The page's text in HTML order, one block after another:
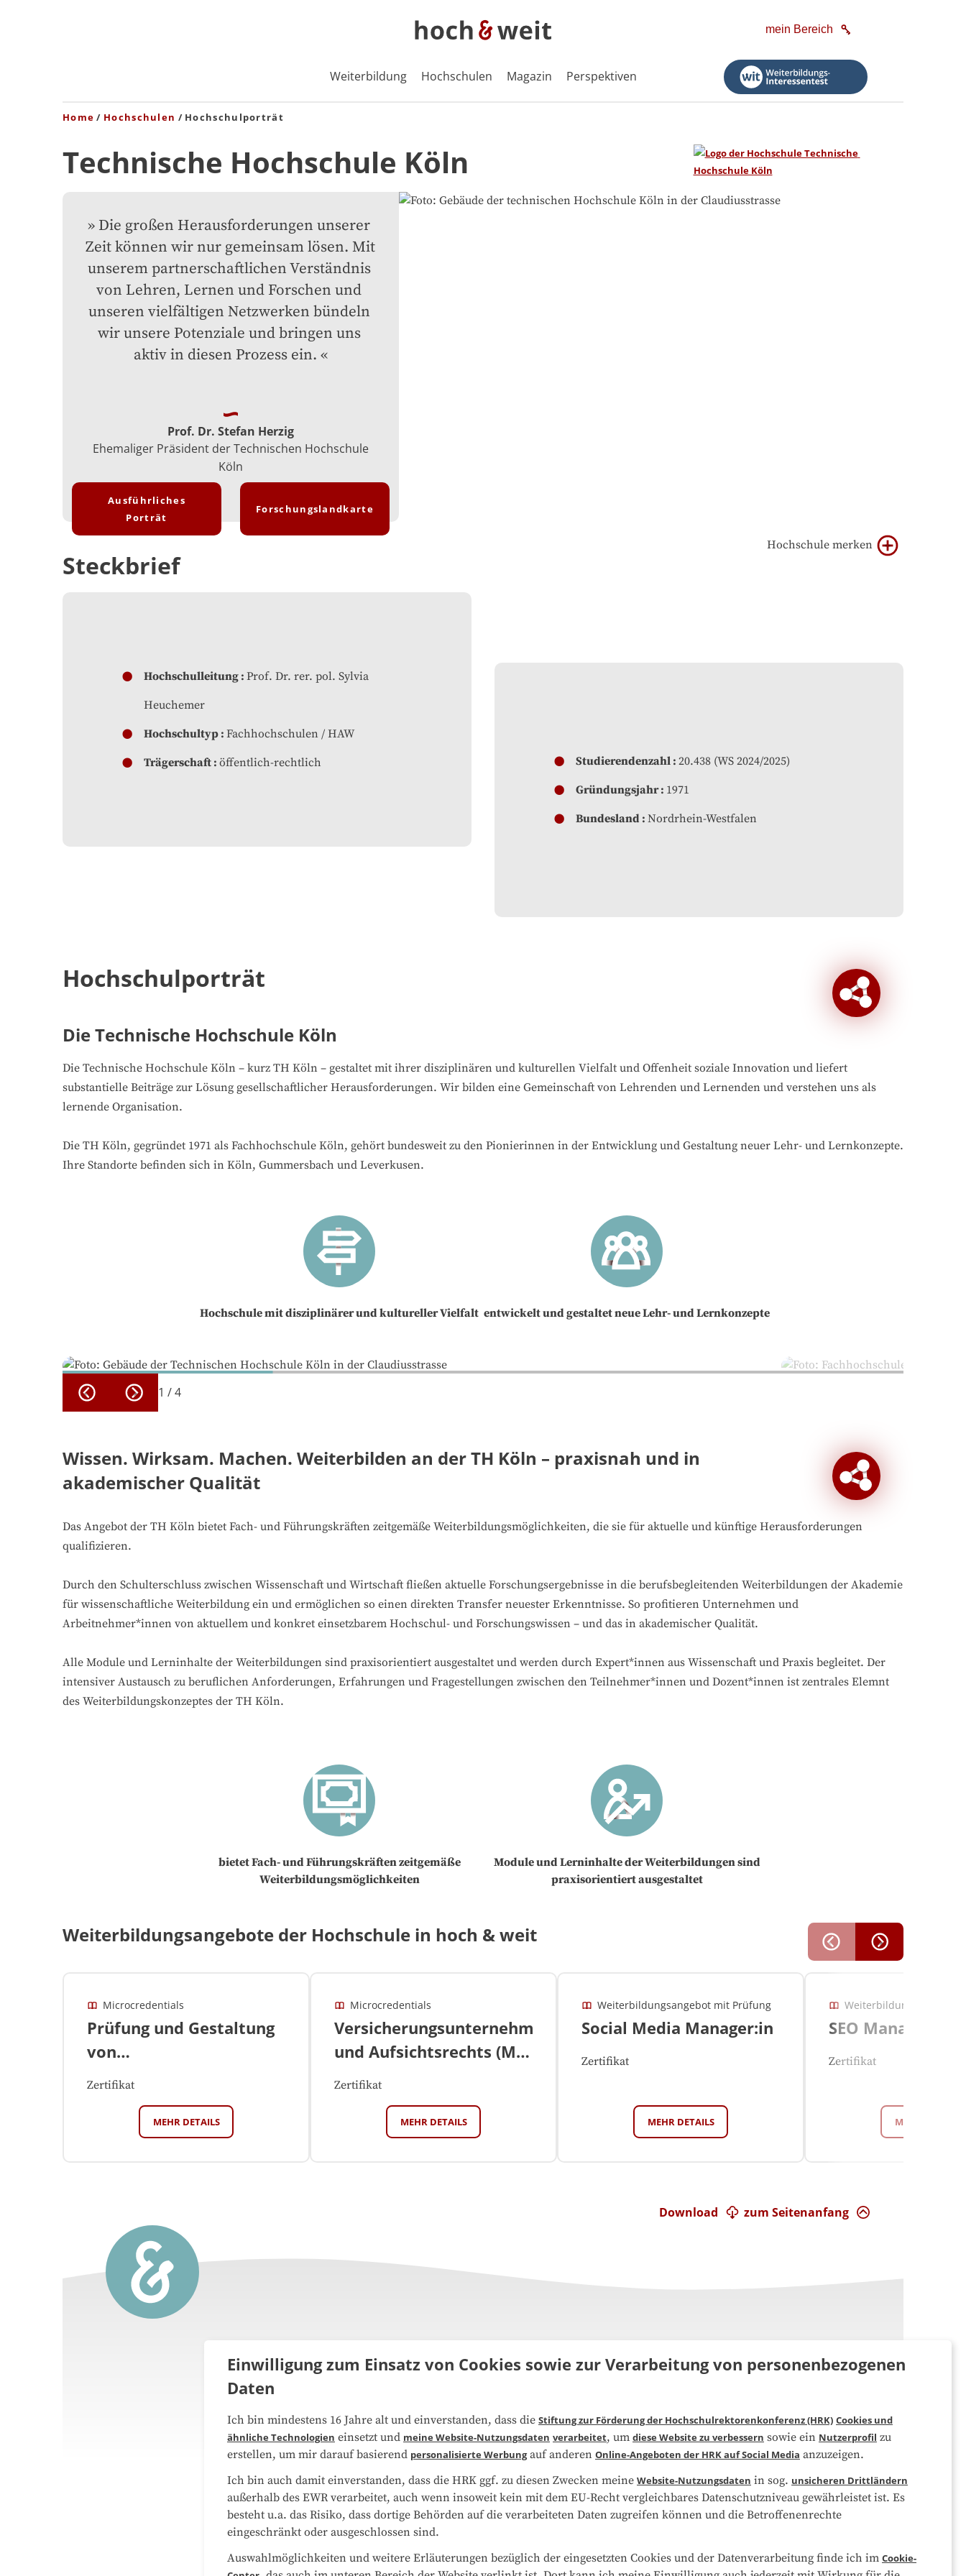
mein Bereich
Weiterbildung Hochschulen Magazin Perspektiven
Home Hochschulen Hochschulporträt
Technische Hochschule Köln
Die großen Herausforderungen unserer
Zeit können wir nur gemeinsam lösen. Mit
unserem partnerschaftlichen Verständnis
von Lehren, Lernen und Forschen und
unseren vielfältigen Netzwerken bündeln
wir unsere Potenziale und bringen uns
aktiv in diesen Prozess ein.
Prof. Dr. Stefan Herzig
Ehemaliger Präsident der Technischen Hochschule
Köln
Ausführliches
Porträt
Forschungslandkarte
Hochschule merken
Steckbrief
Hochschulleitung Prof. Dr. rer. pol. Sylvia
Heuchemer
Hochschultyp Fachhochschulen / HAW
Trägerschaft öffentlich-rechtlich Studierendenzahl 20.438 (WS 2024/2025)
Gründungsjahr 1971
Bundesland Nordrhein-Westfalen
Hochschulporträt
Die Technische Hochschule Köln
Die Technische Hochschule Köln – kurz TH Köln – gestaltet mit ihrer disziplinären und kulturellen Vielfalt und Offenheit soziale Innovation und liefert
substantielle Beiträge zur Lösung gesellschaftlicher Herausforderungen. Wir bilden eine Gemeinschaft von Lehrenden und Lernenden und verstehen uns als
lernende Organisation.
Die TH Köln, gegründet 1971 als Fachhochschule Köln, gehört bundesweit zu den Pionierinnen in der Entwicklung und Gestaltung neuer Lehr- und Lernkonzepte.
Ihre Standorte befinden sich in Köln, Gummersbach und Leverkusen.
Hochschule mit disziplinärer und kultureller Vielfalt entwickelt und gestaltet neue Lehr- und Lernkonzepte
1 /4
Wissen. Wirksam. Machen. Weiterbilden an der TH Köln – praxisnah und in
akademischer Qualität
Das Angebot der TH Köln bietet Fach- und Führungskräften zeitgemäße Weiterbildungsmöglichkeiten, die sie für aktuelle und künftige Herausforderungen
qualifizieren.
Durch den Schulterschluss zwischen Wissenschaft und Wirtschaft fließen aktuelle Forschungsergebnisse in die berufsbegleitenden Weiterbildungen der Akademie
für wissenschaftliche Weiterbildung ein und ermöglichen so einen direkten Transfer neuester Erkenntnisse. So profitieren Unternehmen und
Arbeitnehmer*innen von aktuellem und konkret einsetzbarem Hochschul­- und Forschungswissen – und das in akademischer Qualität.
Alle Module und Lerninhalte der Weiterbildungen sind praxisorientiert ausgestaltet und werden durch Expert*innen aus Wissenschaft und Praxis begleitet. Der
intensiver Austausch zu beruflichen Anforderungen, Erfahrungen und Fragestellungen zwischen den Teilnehmer*innen und Dozent*innen ist zentrales Elemnt
des Weiterbildungskonzeptes der TH Köln.
bietet Fach- und Führungskräften zeitgemäße
Weiterbildungsmöglichkeiten
Module und Lerninhalte der Weiterbildungen sind
praxisorientiert ausgestaltet
Weiterbildungsangebote der Hochschule in hoch & weit
Microcredentials
Prüfung und Gestaltung
von
Versicherungsbedingungen
Einzelmodul mit
Zertifikat
MEHR DETAILS
Microcredentials
Versicherungsunternehmens-
und Aufsichtsrechts (M7,
buchbares Einzelmodul
Versicherungsrecht
Zertifikat
MEHR DETAILS
Weiterbildungsangebot mit Prüfung
Social Media Manager:in
Zertifikat
MEHR DETAILS
Weiterbildungsangebot
SEO Manager:in
Zertifikat
MEHR DETAILS
zum Seitenanfang
Download
Medienarbeit Kooperationen
Datenschutzerklärung Impressum
Sitemap Cookie-Center
Folgen Sie uns
Einwilligung zum Einsatz von Cookies sowie zur Verarbeitung von personenbezogenen
Daten
Ich bin mindestens 16 Jahre alt und einverstanden, dass die Stiftung zur Förderung der Hochschulrektorenkonferenz (HRK) Cookies und
ähnliche Technologien einsetzt und meine Website-Nutzungsdaten verarbeitet, um diese Website zu verbessern sowie ein Nutzerprofil zu
erstellen, um mir darauf basierend personalisierte Werbungauf anderen Online-Angeboten der HRK auf Social Media anzuzeigen.
Ich bin auch damit einverstanden, dass die HRK ggf. zu diesen Zwecken meine Website-Nutzungsdaten in sog. unsicheren Drittländern
außerhalb des EWR verarbeitet, auch wenn insoweit kein mit dem EU-Recht vergleichbares Datenschutzniveau gewährleistet ist. Es
besteht u.a. das Risiko, dass dortige Behörden auf die verarbeiteten Daten zugreifen können und die Betroffenenrechte
eingeschränkt oder ausgeschlossen sind.
Auswahlmöglichkeiten und weitere Erläuterungen bezüglich der eingesetzten Cookies und der Datenverarbeitung finde ich im Cookie-